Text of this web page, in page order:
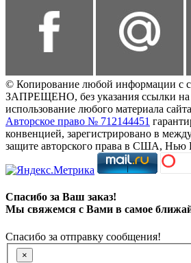
© Копирование любой информации с
ЗАПРЕЩЕНО, без указания ссылки на
использование любого материала
Авторское право № 712144451
конвенцией, зарегистрировано в
защите авторского права в США, Нью
Спасибо за Ваш заказ!
Мы свяжемся с Вами в самое
Спасибо за отправку сообщения!
×